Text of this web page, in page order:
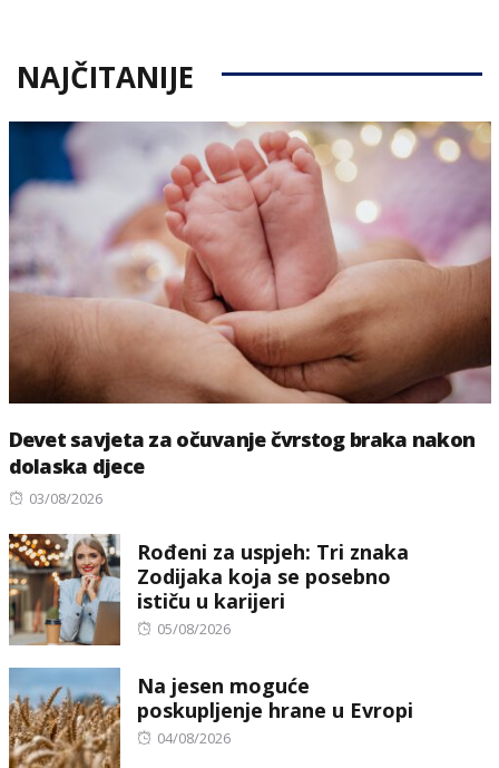
NAJČITANIJE
Devet savjeta za očuvanje čvrstog braka nakon
dolaska djece
Posted
03/08/2026
Rođeni za uspjeh: Tri znaka
Zodijaka koja se posebno
ističu u karijeri
Posted
05/08/2026
Na jesen moguće
poskupljenje hrane u Evropi
Posted
04/08/2026